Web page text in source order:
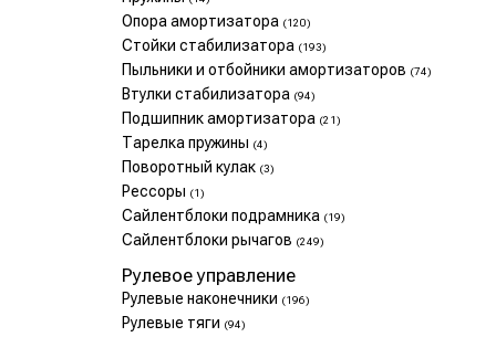
Опора амортизатора (120)
Стойки стабилизатора (193)
Пыльники и отбойники амортизаторов (74)
Втулки стабилизатора (94)
Подшипник амортизатора (21)
Тарелка пружины (4)
Поворотный кулак (3)
Рессоры (1)
Сайлентблоки подрамника (19)
Сайлентблоки рычагов (249)
Рулевое управление
Рулевые наконечники (196)
Рулевые тяги (94)